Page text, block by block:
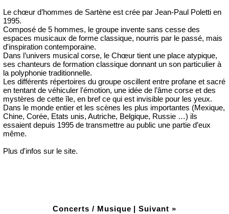
Le chœur d’hommes de Sartène est crée par Jean-Paul Poletti en
1995.
Composé de 5 hommes, le groupe invente sans cesse des
espaces musicaux de forme classique, nourris par le passé, mais
d'inspiration contemporaine.
Dans l’univers musical corse, le Chœur tient une place atypique,
ses chanteurs de formation classique donnant un son particulier à
la polyphonie traditionnelle.
Les différents répertoires du groupe oscillent entre profane et sacré
en tentant de véhiculer l'émotion, une idée de l’âme corse et des
mystères de cette île, en bref ce qui est invisible pour les yeux.
Dans le monde entier et les scènes les plus importantes (Mexique,
Chine, Corée, Etats unis, Autriche, Belgique, Russie …) ils
essaient depuis 1995 de transmettre au public une partie d’eux
même.
Plus d'infos sur le site.
Concerts / Musique | Suivant »